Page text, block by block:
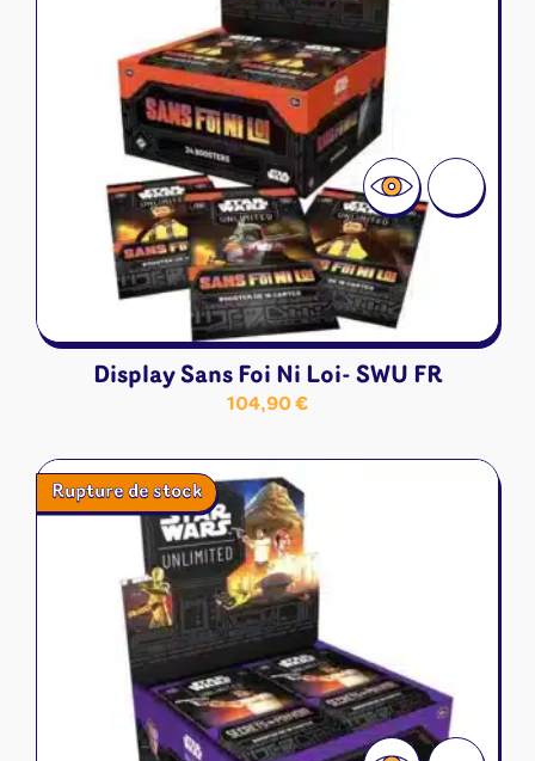
Display Sans Foi Ni Loi- SWU FR
104,90€
Rupture de stock